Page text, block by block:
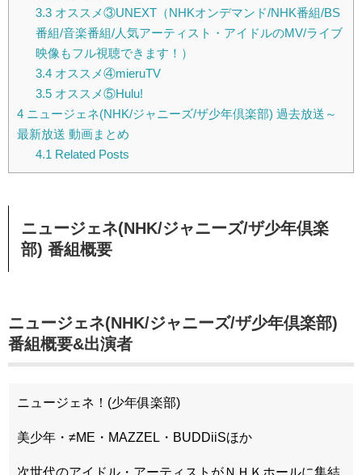
3.3オススメ③UNEXT（NHKオンデマンド/NHK番組/BS
番組/音楽番組/人気アーティスト・アイドルのMV/ライブ
映像もフル視聴できます！）
3.4オススメ④mieruTV
3.5オススメ⑤Hulu!
4 ニュージェネ(NHK/ジャニーズ/ザ少年倶楽部) 過去放送～
最新放送 動画まとめ
4.1 Related Posts
ニュージェネ(NHK/ジャニーズ/ザ少年倶楽
部) 番組概要
ニュージェネ(NHK/ジャニーズ/ザ少年倶楽部)
番組概要&出演者
ニュージェネ！(少年俱楽部)
美少年・≠ME・MAZZEL・BUDDiiSほか
次世代のアイドル・アーティストがＮＨＫホールに集結